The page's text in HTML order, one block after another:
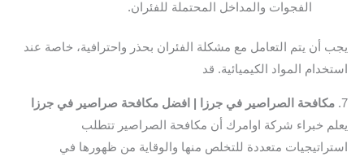
الفجوات والمداخل المحتملة للفئران.
يجب أن يتم التعامل مع مشكلة الفئران بحذر واحترافية، خاصة عند
استخدام المواد الكيميائية. قد
7. مكافحة الصراصير في جرزا | افضل مكافحة صراصير في جرزا
يعلم خبراء شركة اوامرك أن مكافحة الصراصير تتطلب
استراتيجيات متعددة للتخلص منها والوقاية من ظهورها في